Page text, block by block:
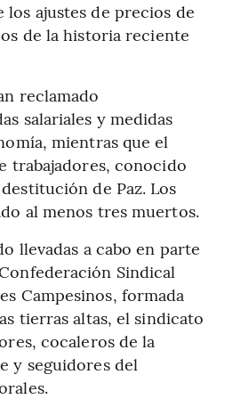
los ajustes de precios de
de la historia reciente
reclamado
salariales y medidas
mientras que el
trabajadores, conocido
de Paz. Los
al menos tres muertos.
llevadas a cabo en parte
Sindical
Campesinos, formada
tierras altas, el sindicato
cocaleros de la
y seguidores del